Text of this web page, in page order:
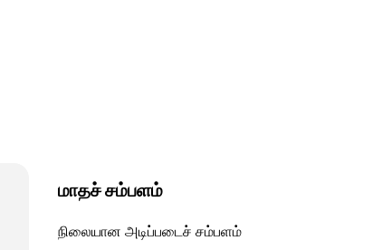
மாதச் சம்பளம்
நிலையான அடிப்படைச் சம்பளம்